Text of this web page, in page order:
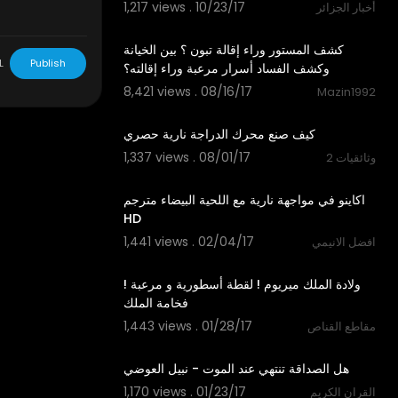
1,217 views . 10/23/17
أخبار الجزائر
كشف المستور وراء إقالة تبون ؟ بين الخيانة
وكشف الفساد أسرار مرعبة وراء إقالته؟
8,421 views . 08/16/17
Mazin1992
كيف صنع محرك الدراجة نارية حصري
1,337 views . 08/01/17
وثائقيات 2
‫ اكاينو في مواجهة نارية مع اللحية البيضاء مترجم
HD‬‎
1,441 views . 02/04/17
افضل الانيمي
‫ولادة الملك ميريوم ! لقطة أسطورية و مرعبة !
1,443 views . 01/28/17
مقاطع القناص
‫هل الصداقة تنتهي عند الموت - نبيل العوضي‬‎
1,170 views . 01/23/17
القران الكريم
Publish